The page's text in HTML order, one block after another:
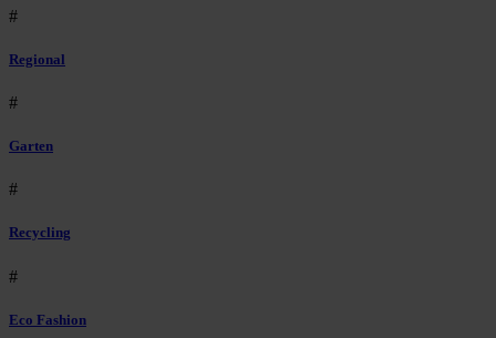
#
Regional
#
Garten
#
Recycling
#
Eco Fashion